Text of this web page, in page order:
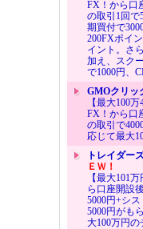
FX！から口
の取引1回で
期買付で
200FXポイ
イント。さ
加え、スク
で1000円、
GMOクリッ
【最大100
FX！から口
の取引で
応じて最大
トレイダー
ＥＷ！
【最大101
ら口座開設
5000円+シ
5000円がも
大100万円の